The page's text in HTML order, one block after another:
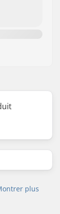
plus